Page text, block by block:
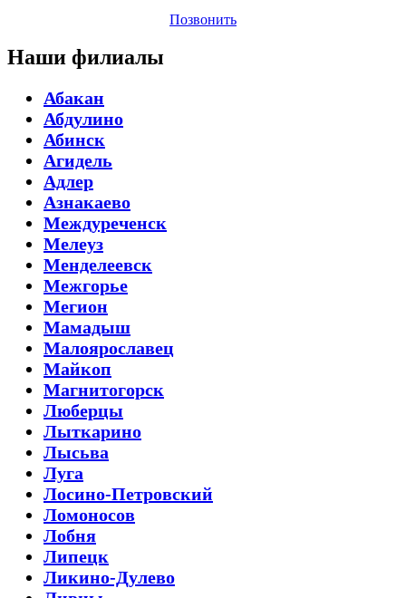
Позвонить
Наши филиалы
Абакан
Абдулино
Абинск
Агидель
Адлер
Азнакаево
Междуреченск
Мелеуз
Менделеевск
Межгорье
Мегион
Мамадыш
Малоярославец
Майкоп
Магнитогорск
Люберцы
Лыткарино
Лысьва
Луга
Лосино-Петровский
Ломоносов
Лобня
Липецк
Ликино-Дулево